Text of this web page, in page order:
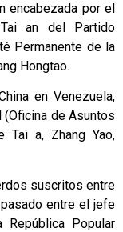
encabezada por el
an del Partido
Permanente de la
Hongtao.
en Venezuela,
(Oficina de Asuntos
Tai a, Zhang Yao,
suscritos entre
entre el jefe
Popular